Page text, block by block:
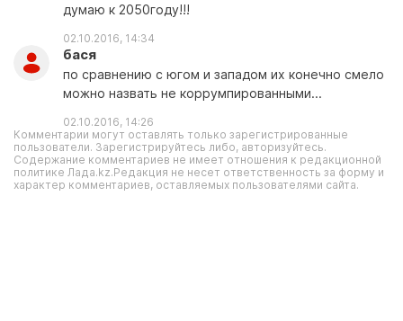
думаю к 2050году!!!
02.10.2016, 14:34
бася
по сравнению с югом и западом их конечно смело
можно назвать не коррумпированными...
02.10.2016, 14:26
Комментарии могут оставлять только зарегистрированные
пользователи. Зарегистрируйтесь либо, авторизуйтесь.
Содержание комментариев не имеет отношения к редакционной
политике Лада.kz.Редакция не несет ответственность за форму и
характер комментариев, оставляемых пользователями сайта.